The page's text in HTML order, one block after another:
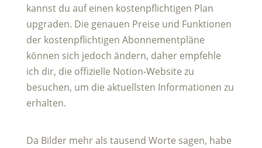
kannst du auf einen kostenpflichtigen Plan
upgraden. Die genauen Preise und Funktionen
der kostenpflichtigen Abonnementpläne
können sich jedoch ändern, daher empfehle
ich dir, die offizielle Notion-Website zu
besuchen, um die aktuellsten Informationen zu
erhalten.
Da Bilder mehr als tausend Worte sagen, habe